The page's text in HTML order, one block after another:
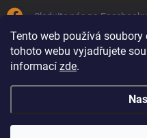
Tento web používá
tohoto webu vyjadřujete
informací zde.
Sledujte nás na Facebooku